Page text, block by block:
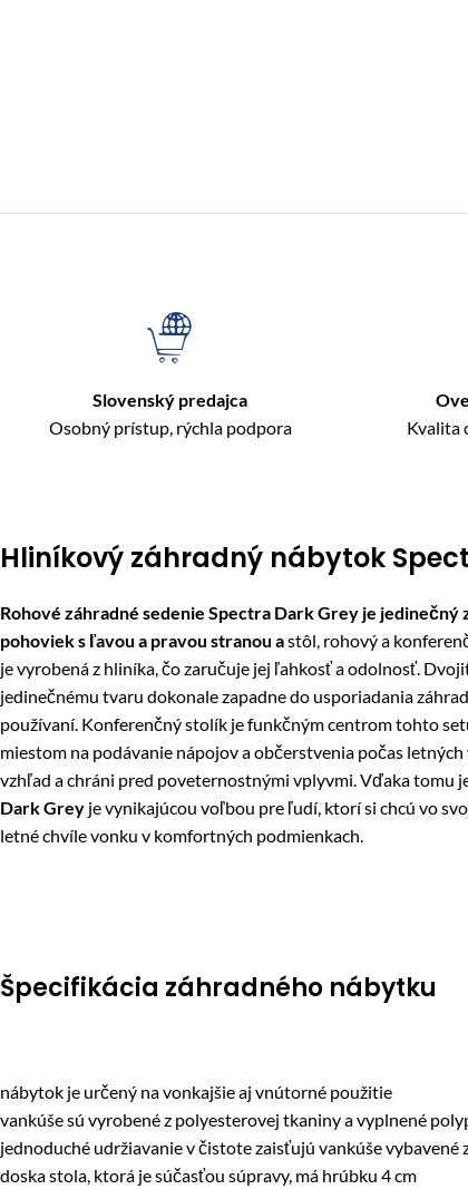
Slovenský predajca
Osobný prístup, rýchla podpora
Kvalita
Hliníkový záhradný nábytok
Rohové záhradné sedenie Spectra Dark Grey je
pohoviek s ľavou a pravou stranou astôl, rohový a
je vyrobená z hliníka, čo zaručuje jej ľahkosť a odolnosť.
jedinečnému tvaru dokonale zapadne do usporiadania
používaní. Konferenčný stolík je funkčným centrom tohto
miestom na podávanie nápojov a občerstvenia počas
vzhľad a chráni pred poveternostnými vplyvmi. Vďaka tomu
Dark Grey je vynikajúcou voľbou pre ľudí, ktorí si chcú vo
letné chvíle vonku v komfortných podmienkach.
Špecifikácia záhradného nábytku
nábytok je určený na vonkajšie aj vnútorné použitie
vankúše sú vyrobené z polyesterovej tkaniny a vyplnené
jednoduché udržiavanie v čistote zaisťujú vankúše
doska stola, ktorá je súčasťou súpravy, má hrúbku 4 cm